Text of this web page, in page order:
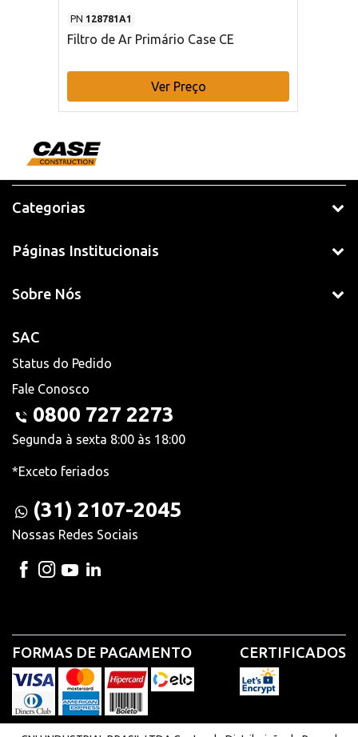
PN 128781A1
Filtro de Ar Primário Case CE
Ver Preço
Categorias
Páginas Institucionais
Sobre Nós
SAC
Status do Pedido
Fale Conosco
0800 727 2273
Segunda à sexta 8:00 às 18:00
*Exceto feriados
(31) 2107-2045
Nossas Redes Sociais
FORMAS DE PAGAMENTO CERTIFICADOS